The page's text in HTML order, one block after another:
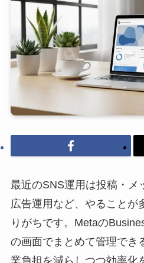
最近のSNS運用は投稿・メ
広告運用など、やることが
りがちです。Metaの
の画面でまとめて管理でき
業負担を減らしつつ効率化